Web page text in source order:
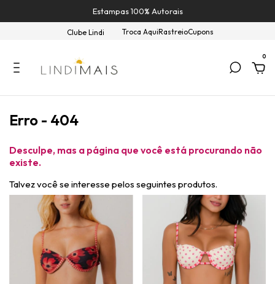
Estampas 100% Autorais
Clube Lindi Troca AquiRastreioCupons
0
Erro - 404
Desculpe, mas a página que você está procurando não
existe.
Talvez você se interesse pelos seguintes produtos.